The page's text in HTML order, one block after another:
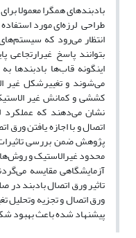
بادبندهای همگرا معمولا
طراحی لرزه‌ای مورد
انتظار می‌رود که
بتوانند پاسخ
اینگونه قاب‌ها
می‌شوند و تغییرشکل غیر
کششی و کمانش غیر
نشان می‌دهند که عملکرد
اتصال و با اجازه یافتن
پژوهش ضمن بررسی
محدود غیرالاستیک و روش‌های
آزمایشگاهی مقایسه
تاثیر ورق اتصال بادبند
ورق اتصال و تجزیه وتحلیل
پیشنهاد شده باعث بهبود